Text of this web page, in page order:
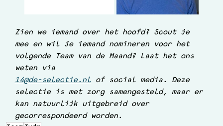
Zien we iemand over het hoofd? Scout je
mee en wil je iemand nomineren voor het
volgende Team van de Maand? Laat het ons
weten via
14@de-selectie.nl of social media. Deze
selectie is met zorg samengesteld, maar er
kan natuurlijk uitgebreid over
gecorrespondeerd worden.